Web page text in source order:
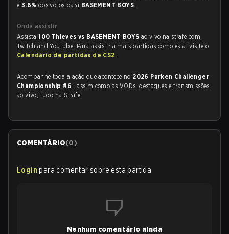
e 3.6% dos votos para BASEMENT BOYS .
Onde assistir
Assista100 Thieves vs BASEMENT BOYS ao vivo na strafe.com,
Twitch and Youtube. Para assistir a mais partidas como esta, visite o
Calendário de partidas de CS2 .
Acompanhe toda a ação que acontece no 2026 Parken Challenger
Championship #6 , assim como as VODs, destaques e transmissões
ao vivo, tudo na Strafe.
COMENTÁRIO(0)
Login para comentar sobre esta partida
Nenhum comentário ainda